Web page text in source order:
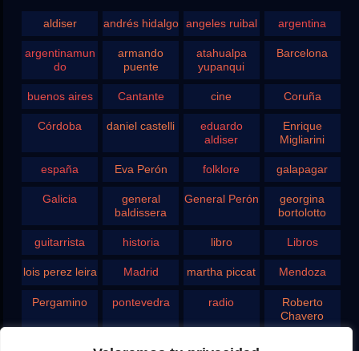
aldiser andrés hidalgo angeles ruibal argentina
argentinamun
do
armando
puente
atahualpa
yupanqui
Barcelona
buenos aires Cantante cine Coruña
Córdoba daniel castelli
eduardo
aldiser
Enrique
Migliarini
españa Eva Perón folklore galapagar
Galicia
general
baldissera
General Perón
georgina
bortolotto
guitarrista historia libro Libros
lois perez leira Madrid martha piccat Mendoza
Pergamino pontevedra radio
Roberto
Chavero
san juan